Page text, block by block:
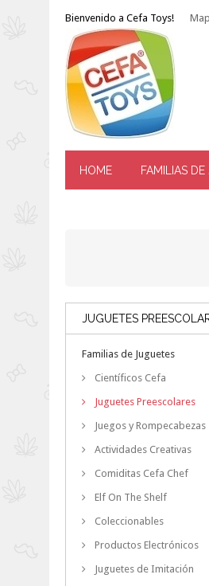
Bienvenido a Cefa Toys!
HOME FAMILIAS
JUGUETES
Familias de Juguetes
Científicos Cefa
Juguetes Preescolares
Juegos y Rompecabezas
Actividades Creativas
Comiditas Cefa Chef
Elf On The Shelf
Coleccionables
Productos Electrónicos
Juguetes de Imitación